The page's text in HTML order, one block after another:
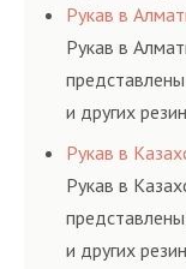
Рукав в
Рукав в
и других
и нормативам.
Рукав в
Рукав в
и других